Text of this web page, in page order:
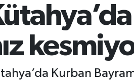
Kurban
Durumu ve Fikstür
Haberleri